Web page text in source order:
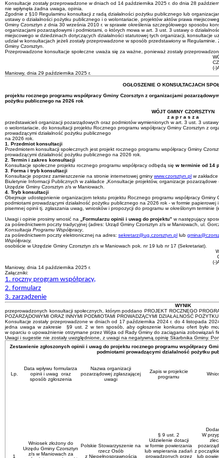
Konsultacje zostały przeprowadzone w dniach od 14 października 2025 r. do dnia 28
nie wpłynęła żadna uwaga, opinia.
Zgodnie z §10 Regulaminu konsultacji z radą działalności pożytku publicznego lub
ustawy o działalności pożytku publicznego i o wolontariacie, projektów aktów prawa
Gminy Czorsztyn z dnia 30 września 2010 r. w sprawie określenia szczegółowego sposobu
organizacjami pozarządowymi i podmiotami, o których mowa w art. 3 ust. 3 ustawy o
miejscowego w dziedzinach dotyczących działalności statutowej tych organizacji, konsultacje
udział w konsultacjach jeżeli zostały przeprowadzone w sposób przedstawiony w
Gminy Czorsztyn.
Przeprowadzone konsultacje społeczne uważa się za ważne, ponieważ zostały
(-
Maniowy, dnia 29 października 2025 r.
OGŁOSZENIE O KONSULTACJACH
projektu rocznego programu współpracy Gminy Czorsztyn z organizacjami
pożytku publicznego na 2026 rok
WÓJT GMINY CZORSZTYN
z a p r a s z a
przedstawicieli organizacji pozarządowych oraz podmiotów wymienionych w art. 3 ust. 3
o wolontariacie, do konsultacji projektu Rocznego programu współpracy Gminy Czorsztyn z
prowadzącymi działalność pożytku publicznego
na 2026 rok.
1. Przedmiot konsultacji
Przedmiotem konsultacji społecznych jest projekt rocznego programu współpracy Gminy
prowadzącymi działalność pożytku publicznego na 2026 rok.
2. Termin i zakres konsultacji
Konsultacje społeczne projektu rocznego programu współpracy odbędą się w terminie od 14
3. Forma i tryb konsultacji
Konsultacje poprzez zamieszczenie na stronie internetowej gminy www.czorsztyn.pl w
Biuletynie Informacji Publicznych w zakładce „Konsultacje projektów, organizacje
Urzędzie Gminy Czorsztyn z/s w Maniowach.
4. Tryb konsultacji
Obejmuje udostępnienie organizacjom tekstu projektu Rocznego programu współpracy Gminy
podmiotami prowadzącymi działalność pożytku publicznego na 2026 rok - w formie
pisemnej opinii tj. zgłaszania uwag, wniosków i propozycji do programu w określonym terminie
Uwagi i opinie prosimy wnosić na
„Formularzu opinii i uwag do projektu” w następujący
za pośrednictwem poczty tradycyjnej (adres: Urząd Gminy Czorsztyn z/s w Maniowach, ul.
Konsultacja Programu Współpracy,
za pośrednictwem poczty elektronicznej na adres: sekretarz@ug.czorsztyn.pl lub
Współpracy,
osobiście w Urzędzie Gminy Czorsztyn z/s w Maniowach pok. nr 19 lub nr 17 (Sekretariat).
(-
Maniowy, dnia 14 października 2025 r.
Załączniki:
1. roczny program współpracy,
2. formularz
3. zarządzenie
WYNIK
przeprowadzonych konsultacji społecznych, którym poddano PROJEKT ROCZNEGO
POZARZĄDOWYMI ORAZ INNYMI PODMIOTAMI PROWADZĄCYMI DZIAŁALNOŚĆ
Konsultacje zostały przeprowadzone w dniach od 17 października 2024 r. do 4 listopada
jedna uwaga w zakresie §9 ust. 2 w ten sposób, aby ogłoszenie konkursu ofert było
w oparciu o upoważnienie otrzymane przez Wójta od Rady Gminy do zaciągania zobowiązań
Uwagi i sugestie nie zostały uwzględnione, z uwagi na negatywną opinię Skarbnika Gminy.
Zestawienie zgłoszonych opinii i uwag do projektu rocznego programu współpracy
podmiotami prowadzącymi działalność pożytku
Lp.
Data wpływu formularza
opinii i uwag oraz
sposób zgłoszenia
Nazwa organizacji
pozarządowej zgłaszającej
uwagi
Zapis w projekcie
programu
1
Wniosek złożony do
Urzędu Gminy Czorsztyn
z/s w Maniowach za
Polskie Stowarzyszenie na
rzecz Osób
z Niepełnosprawnością
§ 9 ust. 2
Udzielenie dotacji
w formie powierzania
lub wspierania zadań
prowadzonych przez
W
z
lub